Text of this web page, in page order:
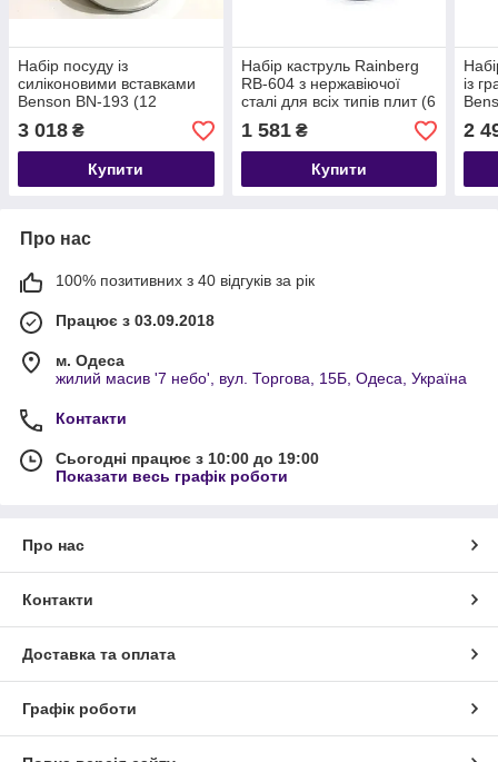
Набір посуду із
силіконовими вставками
Benson BN-193 (12
предметів)
3 018 ₴
Купити
Набір каструль Rainberg
RB-604 з нержавіючої
сталі для всіх типів плит (6
предметів)
1 581₴
Купити
із
2
Про нас
100% позитивних з 40 відгуків за рік
Працює з 03.09.2018
м. Одеса
жилий масив '7 небо', вул. Торгова, 15Б, Одеса, Україна
Контакти
Сьогодні працює з 10:00 до 19:00
Показати весь графік роботи
Про нас
Контакти
Доставка та оплата
Графік роботи